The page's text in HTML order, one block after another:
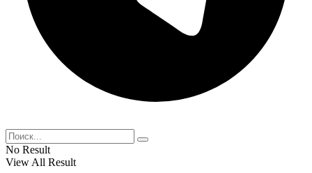
No Result
View All Result